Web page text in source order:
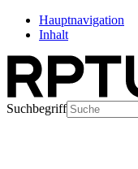
Hauptnavigation
Inhalt
Suchbegriff